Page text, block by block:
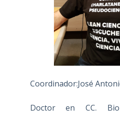
Coordinador:José
Doctor en CC.